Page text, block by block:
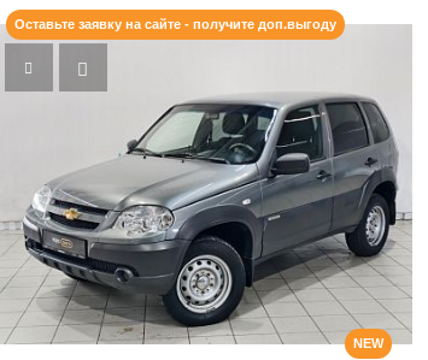
NEW
Оставьте заявку на сайте - получите доп.выгоду